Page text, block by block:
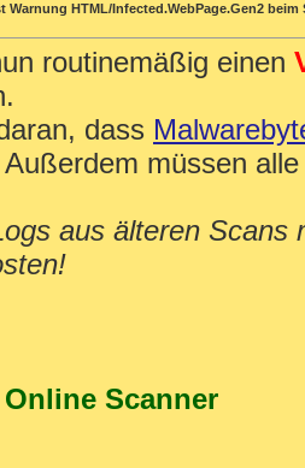
Warnung HTML/Infected.WebPage.Gen2
routinemäßig einen
dass
müssen
aus älteren Scans
Online Scanner